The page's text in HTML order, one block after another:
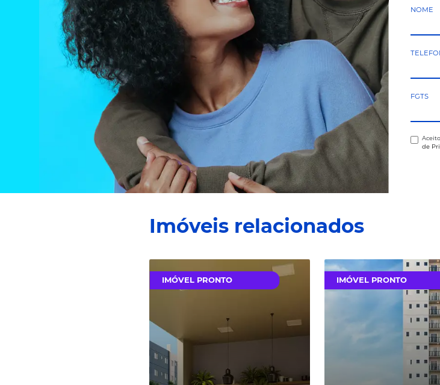
CENTRAL DE VENDAS LONGITUDE
Av. da Emancipação, 1550
Jardim do Bosque, Hortolândia/SP
CHEGAR TAMBÉM É FÁCIL
Via ViaGoogle Maps